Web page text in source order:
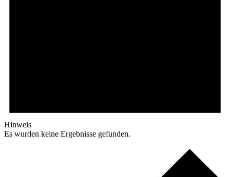
Hinweis
Es wurden keine Ergebnisse gefunden.